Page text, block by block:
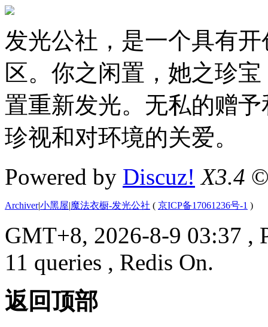
发光公社，是一个具有
区。你之闲置，她之珍
置重新发光。无私的赠
珍视和对环境的关爱。
Powered by Discuz! X3.4
Archiver|小黑屋|魔法衣橱-发光公社 ( 京ICP备17061236号-1 )
GMT+8, 2026-8-9 03:37 ,
11 queries , Redis On.
返回顶部